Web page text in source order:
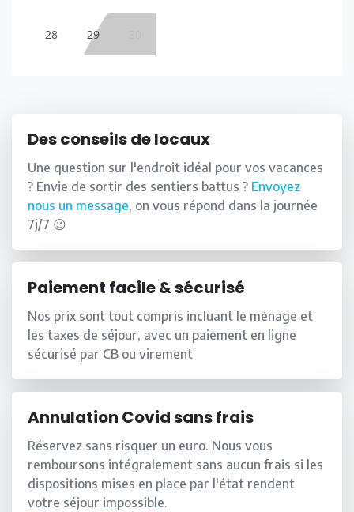
28 29
Des conseils de locaux
Une question sur l'endroit idéal pour vos vacances
? Envie de sortir des sentiers battus ? Envoyez
nous un message, on vous répond dans la journée
7j/7 😉
Paiement facile & sécurisé
Nos prix sont tout compris incluant le ménage et
les taxes de séjour, avec un paiement en ligne
sécurisé par CB ou virement
Annulation Covid sans frais
Réservez sans risquer un euro. Nous vous
remboursons intégralement sans aucun frais si les
dispositions mises en place par l'état rendent
votre séjour impossible.